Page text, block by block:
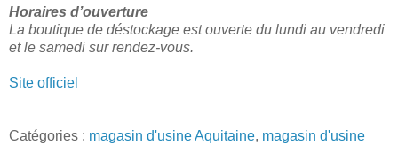
Horaires d’ouverture
La boutique de déstockage est ouverte du lundi au vendredi
et le samedi sur rendez-vous.
Site officiel
Catégories : magasin d'usine Aquitaine, magasin d'usine